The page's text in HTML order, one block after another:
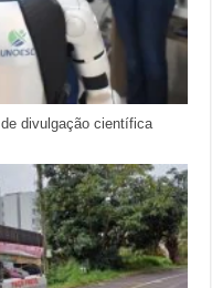
divulgação científica